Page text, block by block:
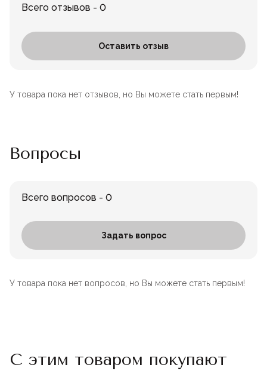
Всего отзывов - 0
Оставить отзыв
У товара пока нет отзывов, но Вы можете стать первым!
Вопросы
Всего вопросов - 0
Задать вопрос
У товара пока нет вопросов, но Вы можете стать первым!
С этим товаром покупают